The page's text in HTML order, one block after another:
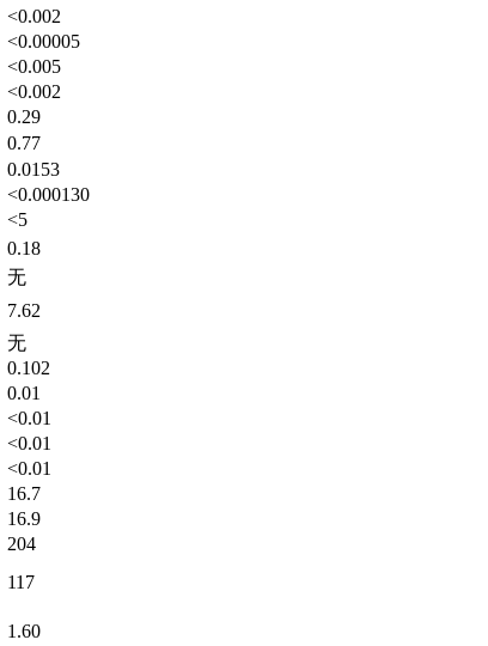
<0.002
<0.00005
<0.005
<0.002
0.29
0.77
0.0153
<0.000130
<5
0.18
无
7.62
无
0.102
0.01
<0.01
<0.01
<0.01
16.7
16.9
204
117
1.60